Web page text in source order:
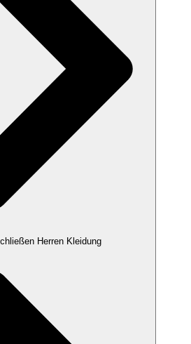
Herren Kleidung